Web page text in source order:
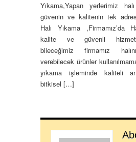
Yıkama,Yapan yerlerimiz
güvenin ve kalitenin tek
Halı Yıkama ,Firmamız’da
kalite ve güvenli
bileceğimiz firmamız
verebilecek ürünler
yıkama işleminde kaliteli
bitkisel […]